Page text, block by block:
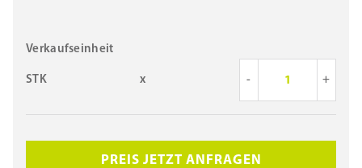
Verkaufseinheit
STK x - +
PREIS JETZT ANFRAGEN